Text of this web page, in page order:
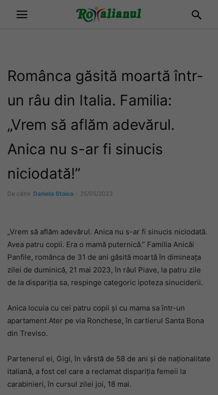
Românca găsită moartă într-
un râu din Italia. Familia:
„Vrem să aflăm adevărul.
Anica nu s-ar fi sinucis
niciodată!”
De către Daniela Stoica - 25/05/2023
„Vrem să aflăm adevărul. Anica nu s-ar fi sinucis niciodată.
Avea patru copii. Era o mamă puternică.” Familia Anicăi
Panfile, românca de 31 de ani găsită moartă în dimineața
zilei de duminică, 21 mai 2023, în râul Piave, la patru zile
de la dispariția sa, respinge categoric ipoteza sinuciderii.
Anica locuia cu cei patru copii și cu mama sa într-un
apartament Ater pe via Ronchese, în cartierul Santa Bona
din Treviso.
Partenerul ei, Gigi, în vârstă de 58 de ani și de naționalitate
italiană, a fost cel care a reclamat dispariția femeii la
carabinieri, în cursul zilei joi, 18 mai.